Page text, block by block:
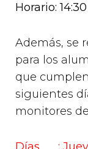
Horario:
Además, se
para los
que
siguientes
monitores